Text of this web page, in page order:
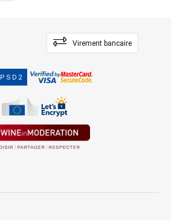
Virement bancaire
PSD2